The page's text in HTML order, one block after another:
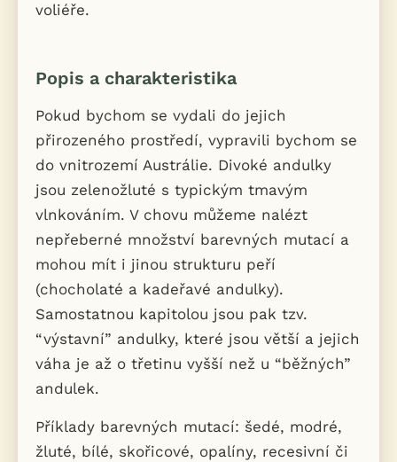
voliéře.
Popis a charakteristika
Pokud bychom se vydali do jejich
přirozeného prostředí, vypravili bychom se
do vnitrozemí Austrálie. Divoké andulky
jsou zelenožluté s typickým tmavým
vlnkováním. V chovu můžeme nalézt
nepřeberné množství barevných mutací a
mohou mít i jinou strukturu peří
(chocholaté a kadeřavé andulky).
Samostatnou kapitolou jsou pak tzv.
“výstavní” andulky, které jsou větší a jejich
váha je až o třetinu vyšší než u “běžných”
andulek.
Příklady barevných mutací: šedé, modré,
žluté, bílé, skořicové, opalíny, recesivní či